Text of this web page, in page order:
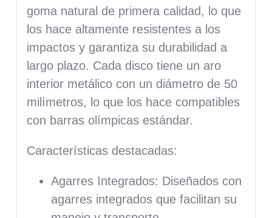
goma natural de primera calidad, lo que
los hace altamente resistentes a los
impactos y garantiza su durabilidad a
largo plazo. Cada disco tiene un aro
interior metálico con un diámetro de 50
milímetros, lo que los hace compatibles
con barras olímpicas estándar.
Características destacadas:
Agarres Integrados: Diseñados con
agarres integrados que facilitan su